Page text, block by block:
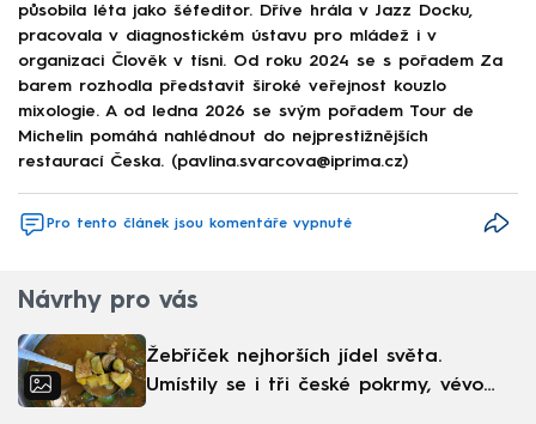
působila léta jako šéfeditor. Dříve hrála v Jazz Docku,
pracovala v diagnostickém ústavu pro mládež i v
organizaci Člověk v tísni. Od roku 2024 se s pořadem Za
barem rozhodla představit široké veřejnost kouzlo
mixologie. A od ledna 2026 se svým pořadem Tour de
Michelin pomáhá nahlédnout do nejprestižnějších
restaurací Česka. (pavlina.svarcova@iprima.cz)
Pro tento článek jsou komentáře vypnuté
Návrhy pro vás
Žebříček nejhorších jídel světa.
Umístily se i tři české pokrmy, vévodí